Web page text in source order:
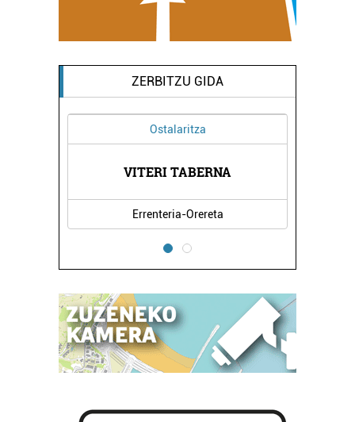
ZERBITZU GIDA
Ostalaritza
VITERI TABERNA
Errenteria-Orereta